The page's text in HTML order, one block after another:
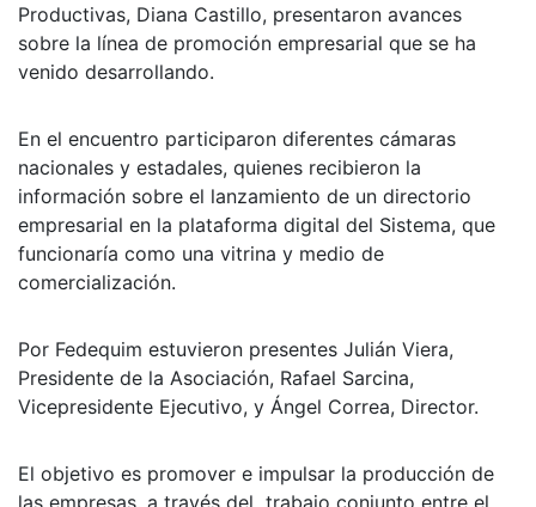
Productivas, Diana Castillo, presentaron avances
sobre la línea de promoción empresarial que se ha
venido desarrollando.
En el encuentro participaron diferentes cámaras
nacionales y estadales, quienes recibieron la
información sobre el lanzamiento de un directorio
empresarial en la plataforma digital del Sistema, que
funcionaría como una vitrina y medio de
comercialización.
Por Fedequim estuvieron presentes Julián Viera,
Presidente de la Asociación, Rafael Sarcina,
Vicepresidente Ejecutivo, y Ángel Correa, Director.
El objetivo es promover e impulsar la producción de
las empresas, a través del trabajo conjunto entre el